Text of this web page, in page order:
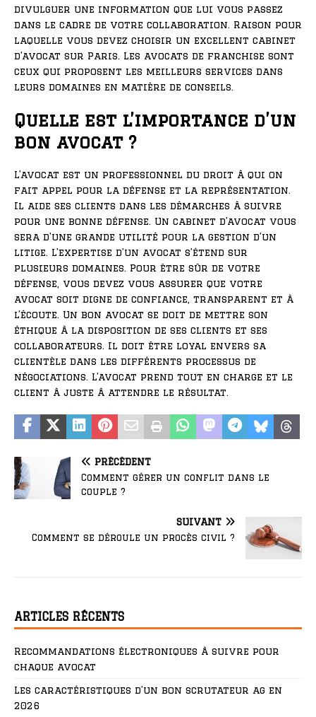
divulguer une information que lui vous passez
dans le cadre de votre collaboration. Raison pour
laquelle vous devez choisir un excellent cabinet
d’avocat sur Paris. Les avocats de franchise sont
ceux qui proposent les meilleurs services dans
leurs domaines en matière de conseils.
Quelle est l’importance d’un
bon avocat ?
L’avocat est un professionnel du droit à qui on
fait appel pour la défense et la représentation.
Il aide ses clients dans les démarches à suivre
pour une bonne défense. Un cabinet d’avocat vous
sera d’une grande utilité pour la gestion d’un
litige. L’expertise d’un avocat s’étend sur
plusieurs domaines. Pour être sûr de votre
défense, vous devez vous assurer que votre
avocat soit digne de confiance, transparent et à
l’écoute. Un bon avocat se doit de mettre son
éthique à la disposition de ses clients et ses
collaborateurs. Il doit être loyal envers sa
clientèle dans les différents processus de
négociations. L’avocat prend tout en charge et le
client à juste à attendre le résultat.
PRÉCÉDENT
Comment gérer un conflit dans le
couple ?
SUIVANT
Comment se déroule un procès civil ?
ARTICLES RÉCENTS
Recommandations électroniques à suivre pour
chaque avocat
Les caractéristiques d’un bon scrutateur ag en
2026